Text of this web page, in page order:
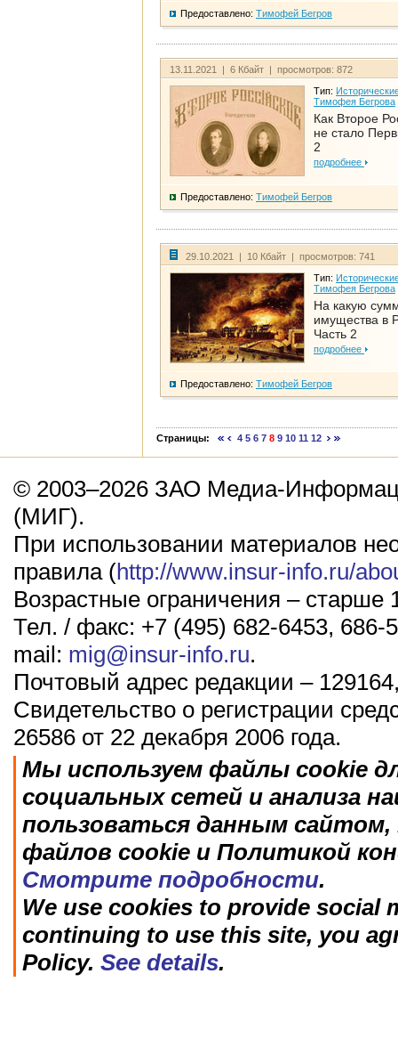
Предоставлено: Тимофей Бегров
13.11.2021 | 6 Кбайт | просмотров: 872
Тип:
Тимофея Бегрова
Как Второе
не стало
2
подробнее
Предоставлено: Тимофей Бегров
29.10.2021 | 10 Кбайт | просмотров: 741
Тип:
Тимофея Бегрова
На какую
имущества в
Часть 2
подробнее
Предоставлено: Тимофей Бегров
Страницы: 4 5 6 7 8 9 10 11 12
© 2003–2026 ЗАО Медиа-
(МИГ).
При использовании материалов
правила (http://www.insur-info.ru/
Возрастные ограничения – старше
Тел. / факс: +7 (495) 682-6453, 686-
mail: mig@insur-info.ru.
Почтовый адрес редакции –
Свидетельство о регистрации
26586 от 22 декабря 2006 года.
Мы используем файлы cookie
социальных сетей и анализа
пользоваться данным
файлов cookie и Политикой
Смотрите подробности.
We use cookies to provide social
continuing to use this site, you
Policy. See details.